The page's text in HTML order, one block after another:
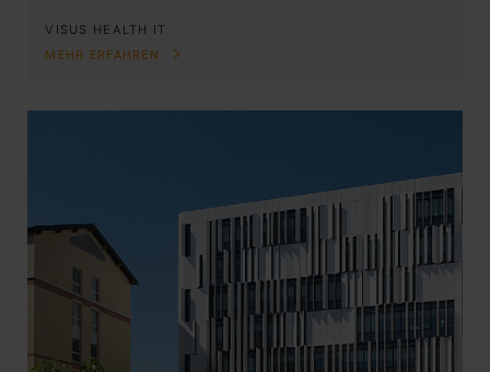
VISUS HEALTH IT
MEHR ERFAHREN